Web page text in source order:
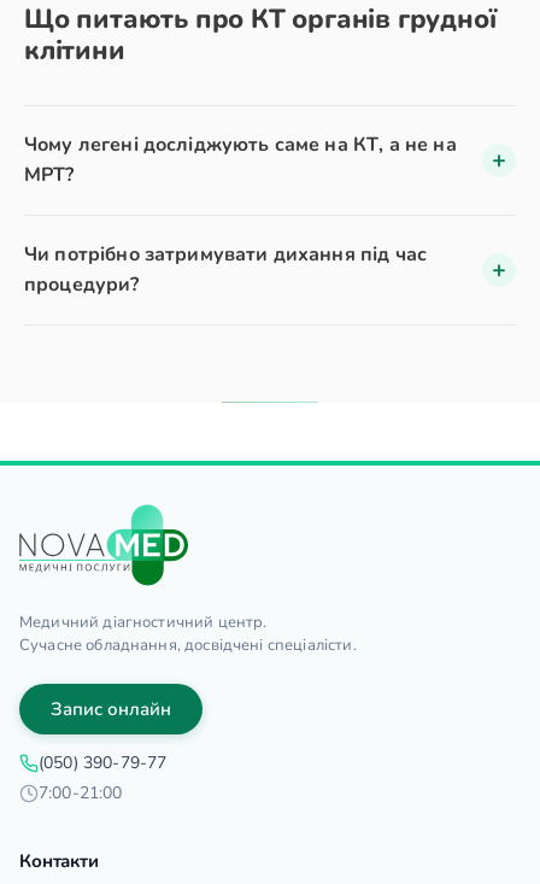
Що питають про КТ органів грудної
клітини
Чому легені досліджують саме на КТ, а не на
МРТ?
Чи потрібно затримувати дихання під час
процедури?
Медичний діагностичний центр.
Сучасне обладнання, досвідчені спеціалісти.
Запис онлайн
(050) 390-79-77
7:00-21:00
Контакти